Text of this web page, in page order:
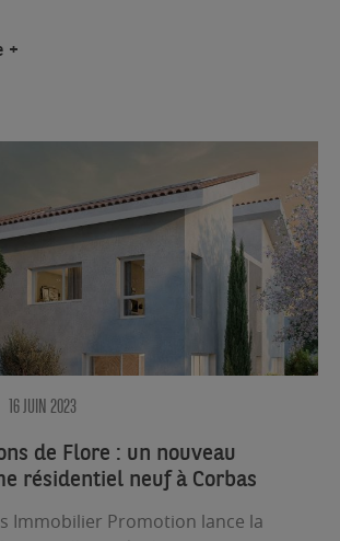
16 JUIN 2023
de Flore : un nouveau
résidentiel neuf à Corbas
Immobilier Promotion lance la